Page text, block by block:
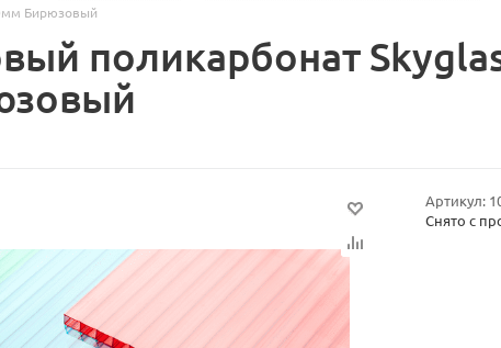
Бирюзовый
поликарбонат
Артикул:
Снято с